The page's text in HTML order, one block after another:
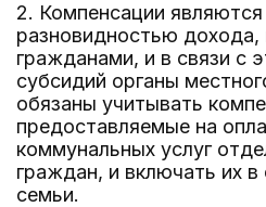
2. Компенсации
разновидностью дохода,
гражданами, и в связи с
субсидий органы
обязаны учитывать
предоставляемые на
коммунальных услуг
граждан, и включать их
семьи.